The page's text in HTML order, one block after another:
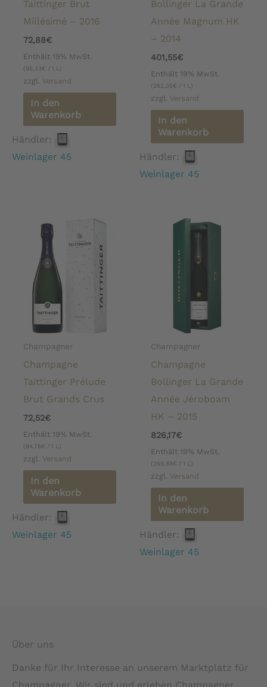
Taittinger Brut
Millésimé – 2016
72,88€
Enthält 19% MwSt.
(95,23€ / 1 L)
zzgl. Versand
In den
Warenkorb
Händler:
Weinlager 45
Bollinger La Grande
Année Magnum HK
– 2014
401,55€
Enthält 19% MwSt.
(262,35€ / 1 L)
zzgl. Versand
In den
Warenkorb
Händler:
Weinlager 45
Champagner
Champagne
Taittinger Prélude
Brut Grands Crus
72,52€
Enthält 19% MwSt.
(94,76€ / 1 L)
zzgl. Versand
In den
Warenkorb
Händler:
Weinlager 45
Champagner
Champagne
Bollinger La Grande
Année Jéroboam
HK – 2015
826,17€
Enthält 19% MwSt.
(269,88€ / 1 L)
zzgl. Versand
In den
Warenkorb
Händler:
Weinlager 45
Über uns
Danke für Ihr Interesse an unserem Marktplatz für
Champagner. Wir sind und erleben Champagner.